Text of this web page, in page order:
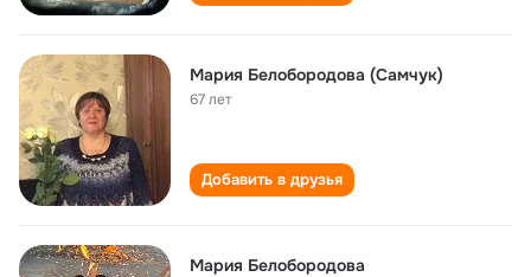
Мария Белобородова (Самчук)
67 лет
Добавить в друзья
Мария Белобородова